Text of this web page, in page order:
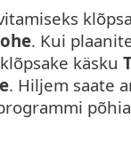
. Kui
käsku
. Hiljem saate